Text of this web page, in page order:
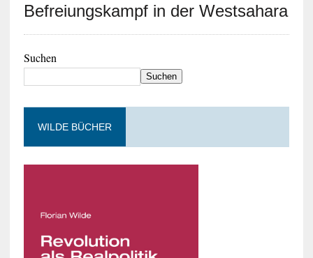
Befreiungskampf in der Westsahara
Suchen
Suchen
WILDE BÜCHER